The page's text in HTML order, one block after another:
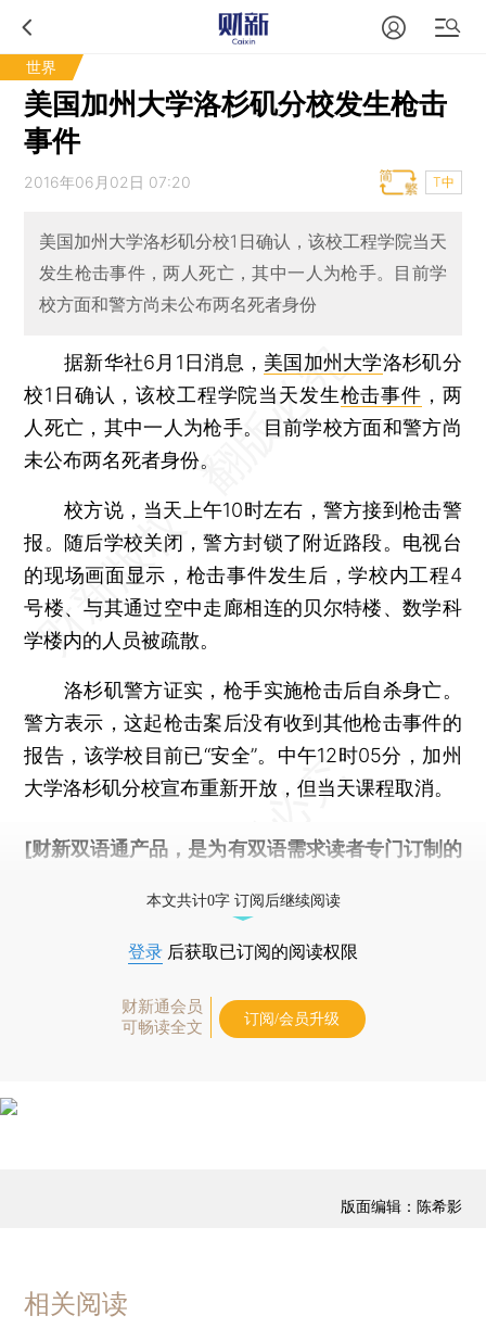
世界
美国加州大学洛杉矶分校发生枪击
事件
2016年06月02日 07:20 T中
美国加州大学洛杉矶分校1日确认，该校工程学院当天
发生枪击事件，两人死亡，其中一人为枪手。目前学
校方面和警方尚未公布两名死者身份
据新华社6月1日消息， 美国加州大学洛杉矶分
校1日确认，该校工程学院当天发生枪击事件 ，两
人死亡，其中一人为枪手。目前学校方面和警方尚
未公布两名死者身份。
校方说，当天上午10时左右，警方接到枪击警
报。随后学校关闭，警方封锁了附近路段。电视台
的现场画面显示，枪击事件发生后，学校内工程4
号楼、与其通过空中走廊相连的贝尔特楼、数学科
学楼内的人员被疏散。
洛杉矶警方证实，枪手实施枪击后自杀身亡。
警方表示，这起枪击案后没有收到其他枪击事件的
报告，该学校目前已“安全”。中午12时05分，加州
大学洛杉矶分校宣布重新开放，但当天课程取消。
[财新双语通产品，是为有双语需求读者专门订制的
本文共计0字 订阅后继续阅读
登录 后获取已订阅的阅读权限
财新通会员
可畅读全文
订阅/会员升级
版面编辑：陈希影
相关阅读